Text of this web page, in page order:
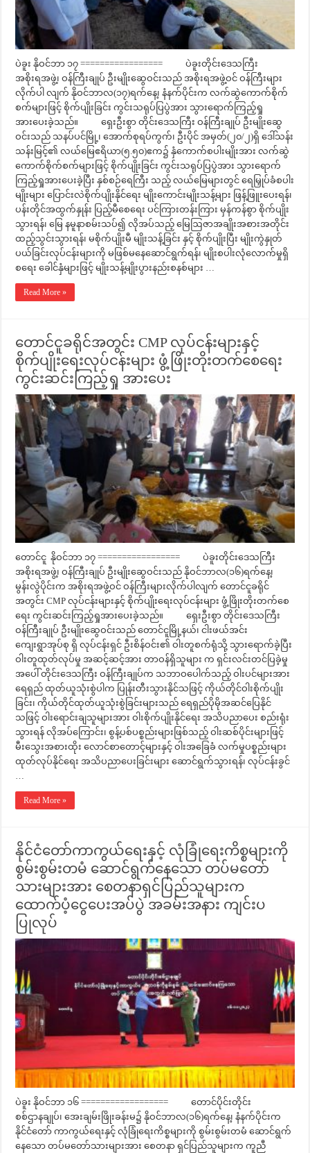
ပဲခူး နိုဝင်ဘာ ၁၇ ================= ပဲခူးတိုင်းဒေသကြီး
အစိုးရအဖွဲ့၊ ဝန်ကြီးချုပ် ဦးမျိုးဆွေဝင်းသည် အစိုးရအဖွဲ့ဝင် ဝန်ကြီးများ
လိုက်ပါ လျက် နိုဝင်ဘာလ(၁၇)ရက်နေ့၊ နံနက်ပိုင်းက လက်ဆွဲကောက်စိုက်
စက်များဖြင့် စိုက်ပျိုးခြင်း ကွင်းသရုပ်ပြပွဲအား သွားရောက်ကြည့်ရှု
အားပေးခဲ့သည်။ ရှေးဦးစွာ တိုင်းဒေသကြီး ဝန်ကြီးချုပ် ဦးမျိုးဆွေ
ဝင်းသည် သနပ်ပင်မြို့၊ အောက်စုရပ်ကွက်၊ ဦးပိုင် အမှတ်(၂၀/၂)ရှိ ဒေါ်သန်း
သန်းမြင့်၏ လယ်မြေဧရိယာ(၅.၅၀)ဧက၌ နှံကောက်စပါးမျိုးအား လက်ဆွဲ
ကောက်စိုက်စက်များဖြင့် စိုက်ပျိုးခြင်း ကွင်းသရုပ်ပြပွဲအား သွားရောက်
ကြည့်ရှုအားပေးခဲ့ပြီး နှစ်စဉ်ရေကြီး သည့် လယ်မြေများတွင် ရေမြှုပ်ခံစပါး
မျိုးများ ပြောင်းလဲစိုက်ပျိုးနိုင်ရေး မျိုးကောင်းမျိုးသန့်များ ဖြန့်ဖြူးပေးရန်၊
ပန်းတိုင်အထွက်နှုန်း ပြည့်မီစေရေး ပင်ကြားတန်းကြား မှန်ကန်စွာ စိုက်ပျိုး
သွားရန်၊ မြေ နမူနာစမ်းသပ်၍ လိုအပ်သည့် မြေဩဇာအချိုးအစားအတိုင်း
ထည့်သွင်းသွားရန်၊ မစိုက်ပျိုးမီ မျိုးသန့်ခြင်း နှင့် စိုက်ပျိုးပြီး မျိုးကွဲနှုတ်
ပယ်ခြင်းလုပ်ငန်းများကို မဖြစ်မနေဆောင်ရွက်ရန်၊ မျိုးစပါးလုံလောက်မှုရှိ
စရေး ခေါင်နှံများဖြင့် မျိုးသန့်မျိုးပွားနည်းစနစ်များ …
Read More »
တောင်ငူခရိုင်အတွင်း CMP လုပ်ငန်းများနှင့်
စိုက်ပျိုးရေးလုပ်ငန်းများ ဖွံ့ဖြိုးတိုးတက်စေရေး
ကွင်းဆင်းကြည့်ရှု အားပေး
တောင်ငူ နိုဝင်ဘာ ၁၇ ================= ပဲခူးတိုင်းဒေသကြီး
အစိုးရအဖွဲ့၊ ဝန်ကြီးချုပ် ဦးမျိုးဆွေဝင်းသည် နိုဝင်ဘာလ(၁၆)ရက်နေ့၊
မွန်းလွဲပိုင်းက အစိုးရအဖွဲ့ဝင် ဝန်ကြီးများလိုက်ပါလျက် တောင်ငူခရိုင်
အတွင်း CMP လုပ်ငန်းများနှင့် စိုက်ပျိုးရေးလုပ်ငန်းများ ဖွံ့ဖြိုးတိုးတက်စေ
ရေး ကွင်းဆင်းကြည့်ရှုအားပေးခဲ့သည်။ ရှေးဦးစွာ တိုင်းဒေသကြီး
ဝန်ကြီးချုပ် ဦးမျိုးဆွေဝင်းသည် တောင်ငူမြို့နယ်၊ ငါးဖယ်အင်း
ကျေးရွာအုပ်စု ရှိ လုပ်ငန်းရှင် ဦးစိန်ဝင်း၏ ဝါးတူစက်ရုံသို့ သွားရောက်ခဲ့ပြီး
ဝါးတူထုတ်လုပ်မှု အဆင့်ဆင့်အား တာဝန်ရှိသူများ က ရှင်းလင်းတင်ပြခဲ့မှု
အပေါ် တိုင်းဒေသကြီး ဝန်ကြီးချုပ်က သဘာဝပေါက်သည့် ဝါးပင်များအား
ရေရှည် ထုတ်ယူသုံးစွဲပါက ပြုန်းတီးသွားနိုင်သဖြင့် ကိုယ်တိုင်ဝါးစိုက်ပျိုး
ခြင်း၊ ကိုယ်တိုင်ထုတ်ယူသုံးစွဲခြင်းများသည် ရေရှည်ပိုမိုအဆင်ပြေနိုင်
သဖြင့် ဝါးရောင်းချသူများအား ဝါးစိုက်ပျိုးနိုင်ရေး အသိပညာပေး စည်းရုံး
သွားရန် လိုအပ်ကြောင်း၊ စွန့်ပစ်ပစ္စည်းများဖြစ်သည့် ဝါးဆစ်ပိုင်းများဖြင့်
မီးသွေးအစားထိုး လောင်စာတောင့်များနှင့် ဝါးအခြေခံ လက်မှုပစ္စည်းများ
ထုတ်လုပ်နိုင်ရေး အသိပညာပေးခြင်းများ ဆောင်ရွက်သွားရန်၊ လုပ်ငန်းခွင်
…
Read More »
နိုင်ငံတော်ကာကွယ်ရေးနှင့် လုံခြုံရေးကိစ္စများကို
စွမ်းစွမ်းတမံ ဆောင်ရွက်နေသော တပ်မတော်
သားများအား စေတနာရှင်ပြည်သူများက
ထောက်ပံ့ငွေပေးအပ်ပွဲ အခမ်းအနား ကျင်းပ
ပြုလုပ်
ပဲခူး နိုဝင်ဘာ ၁၆ ================== တောင်ပိုင်းတိုင်း
စစ်ဌာနချုပ်၊ အေးချမ်းဖြိုးခန်းမ၌ နိုဝင်ဘာလ(၁၆)ရက်နေ့၊ နံနက်ပိုင်းက
နိုင်ငံတော် ကာကွယ်ရေးနှင့် လုံခြုံရေးကိစ္စများကို စွမ်းစွမ်းတမံ ဆောင်ရွက်
နေသော တပ်မတော်သားများအား စေတနာ ရှင်ပြည်သူများက ကူညီ